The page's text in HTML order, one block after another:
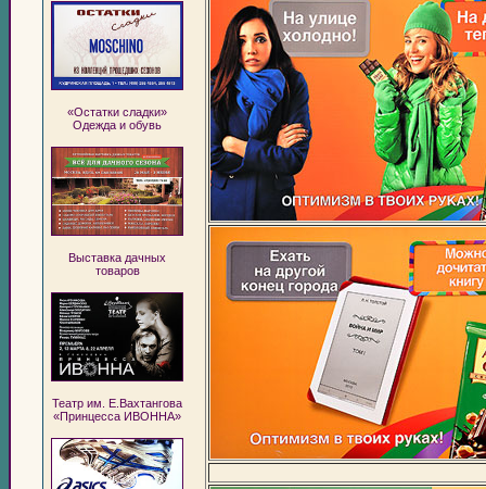
«Остатки сладки»
Одежда и обувь
Выставка дачных
товаров
Театр им. Е.Вахтангова
«Принцесса ИВОННА»